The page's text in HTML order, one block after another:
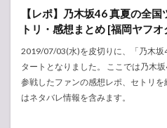
【レポ】乃木坂46 真夏の全
トリ・感想まとめ [福岡ヤフ
2019/07/03(水)を皮切りに、「乃木
タートとなりました。 ここでは乃木
参戦したファンの感想レポ、セトリ
はネタバレ情報を含みます。